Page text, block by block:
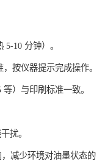
10 分钟）。
按仪器提示完成操作。
）与印刷标准一致。
扰。
减少环境对油墨状态的